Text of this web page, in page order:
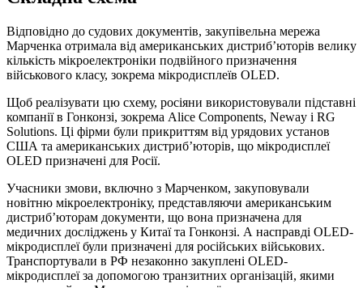
Відповідно до судових документів, закупівельна мережа
Марченка отримала від американських дистриб’юторів велику
кількість мікроелектроніки подвійного призначення
військового класу, зокрема мікродисплеїв OLED.
Щоб реалізувати цю схему, росіяни використовували підставні
компанії в Гонконзі, зокрема Alice Components, Neway і RG
Solutions. Ці фірми були прикриттям від урядових установ
США та американських дистриб’юторів, що мікродисплеї
OLED призначені для Росії.
Учасники змови, включно з Марченком, закуповували
новітню мікроелектроніку, представляючи американським
дистриб’юторам документи, що вона призначена для
медичних досліджень у Китаї та Гонконзі. А насправді OLED-
мікродисплеї були призначені для російських військових.
Транспортували в РФ незаконно закуплені OLED-
мікродисплеї за допомогою транзитних організацій, якими